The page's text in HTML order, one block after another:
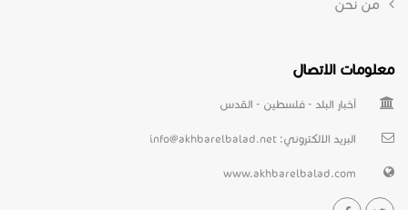
من نحن
معلومات الاتصال
أخبار البلد - فلسطين - القدس
البريد الالكتروني: info@akhbarelbalad.net
www.akhbarelbalad.com